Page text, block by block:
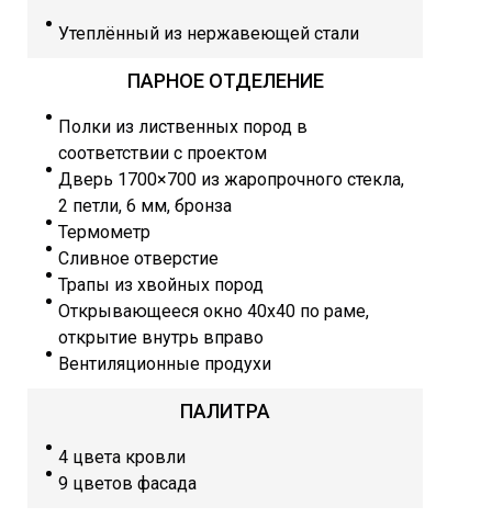
Утеплённый из нержавеющей стали
ПАРНОЕ ОТДЕЛЕНИЕ
Полки из лиственных пород в
соответствии с проектом
Дверь 1700×700 из жаропрочного стекла,
2 петли, 6 мм, бронза
Термометр
Сливное отверстие
Трапы из хвойных пород
Открывающееся окно 40х40 по раме,
открытие внутрь вправо
Вентиляционные продухи
ПАЛИТРА
4 цвета кровли
9 цветов фасада